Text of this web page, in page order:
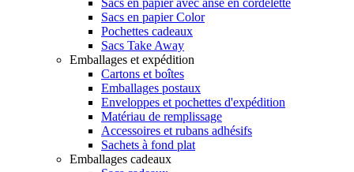
Sacs en papier avec anse en cordelette
Sacs en papier Color
Pochettes cadeaux
Sacs Take Away
Emballages et expédition
Cartons et boîtes
Emballages postaux
Enveloppes et pochettes d'expédition
Matériau de remplissage
Accessoires et rubans adhésifs
Sachets à fond plat
Emballages cadeaux